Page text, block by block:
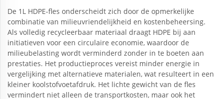
De 1L HDPE-fles onderscheidt zich door de opmerkelijke
combinatie van milieuvriendelijkheid en kostenbeheersing.
Als volledig recycleerbaar materiaal draagt HDPE bij aan
initiatieven voor een circulaire economie, waardoor de
milieubelasting wordt verminderd zonder in te boeten aan
prestaties. Het productieproces vereist minder energie in
vergelijking met alternatieve materialen, wat resulteert in een
kleiner koolstofvoetafdruk. Het lichte gewicht van de fles
vermindert niet alleen de transportkosten, maar ook het